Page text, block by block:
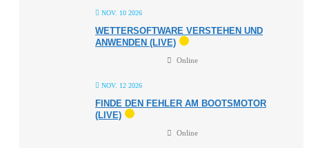
NOV. 10 2026
WETTERSOFTWARE VERSTEHEN UND
ANWENDEN (LIVE)
Online
NOV. 12 2026
FINDE DEN FEHLER AM BOOTSMOTOR
(LIVE)
Online